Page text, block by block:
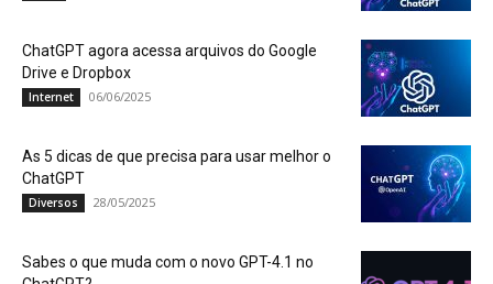
ChatGPT agora acessa arquivos do Google
Drive e Dropbox
Internet 06/06/2025
As 5 dicas de que precisa para usar melhor o
ChatGPT
Diversos 28/05/2025
Sabes o que muda com o novo GPT-4.1 no